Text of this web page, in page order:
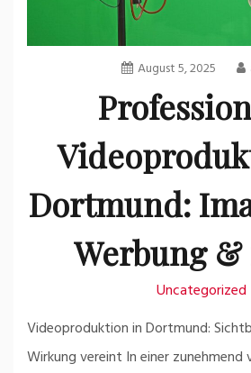
August 5, 2025
Dortmund:
Werbung
Uncategorized
Videoproduktion in Dortmund:
Wirkung vereint In einer zunehmend